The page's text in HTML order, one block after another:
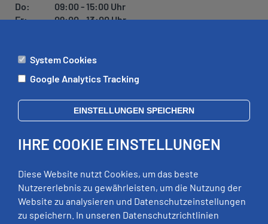
Do:
09:00 - 15:00 Uhr
Fr:
09:00 - 13:00 Uhr
ÄMTER
Di:
09:00 - 12:00 Uhr, 13:00 - 18:00 Uhr
Mi:
geschlossen
Fr:
09:00 - 12:00 Uhr
RECHTLICHES
System Cookies
Google Analytics Tracking
EINSTELLUNGEN SPEICHERN
IHRE COOKIE EINSTELLUNGEN
Diese Website nutzt Cookies, um das beste
Nutzererlebnis zu gewährleisten, um die Nutzung der
Website zu analysieren und Datenschutzeinstellungen
zu speichern. In unseren Datenschutzrichtlinien